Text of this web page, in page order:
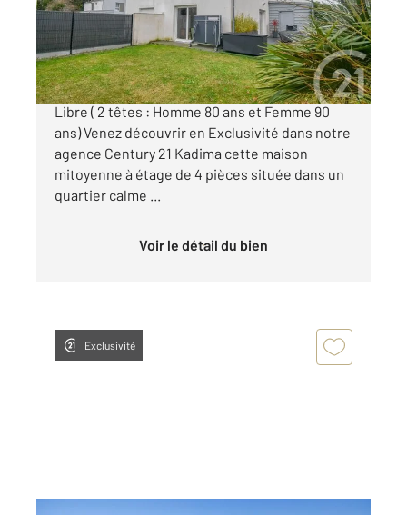
Maison à vendre
117 000 €
Saint Aubin de Médoc - Le Tronquet Viager
Libre ( 2 têtes : Homme 80 ans et Femme 90
ans) Venez découvrir en Exclusivité dans notre
agence Century 21 Kadima cette maison
mitoyenne à étage de 4 pièces située dans un
quartier calme ...
Voir le détail du bien
Exclusivité